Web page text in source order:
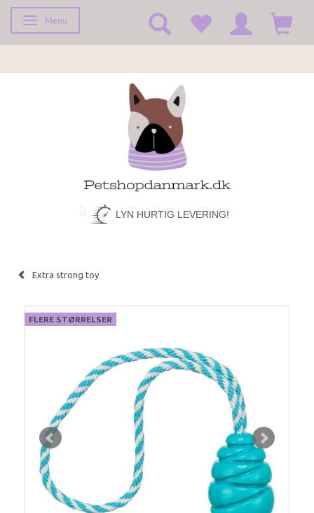
Toggle navigation
Menu
LYN HURTIG LEVERING!
Extra strong toy
FLERE STØRRELSER